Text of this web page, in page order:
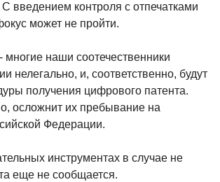
введением контроля с отпечатками
может не пройти.
многие наши соотечественники
нелегально, и, соответственно, будут
получения цифрового патента.
осложнит их пребывание на
Федерации.
инструментах в случае не
еще не сообщается.